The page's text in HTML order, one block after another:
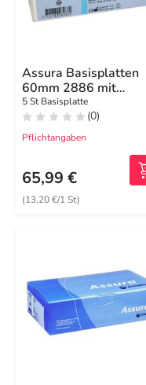
Assura Basisplatten
60mm 2886 mit
Gürtelbef.
5 St Basisplatte
(0)
Pflichtangaben
65,99 €
(13,20 €/1 St)